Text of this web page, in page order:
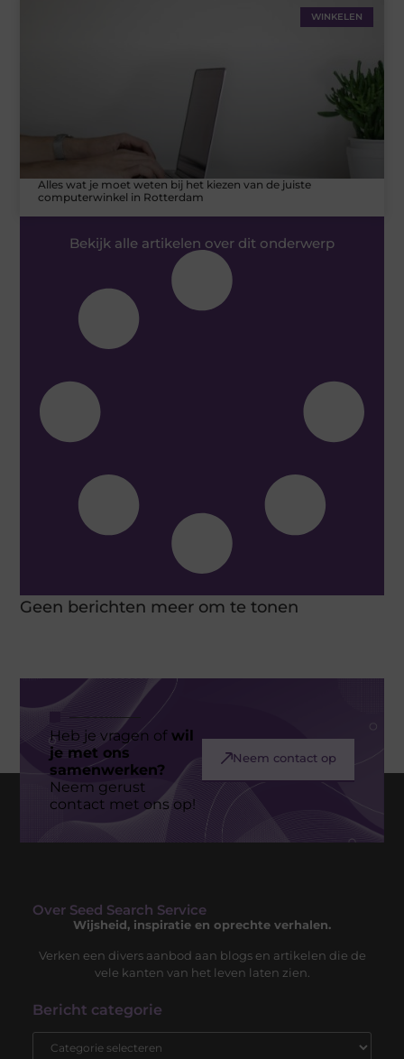
WINKELEN
Alles wat je moet weten bij het kiezen van de juiste
computerwinkel in Rotterdam
Bekijk alle artikelen over dit onderwerp
Geen berichten meer om te tonen
Heb je vragen ofwil
je met ons
samenwerken?
Neem gerust
contact met ons op!
Neem contact op
Over Seed Search Service
Wijsheid, inspiratie en oprechte verhalen.
Verken een divers aanbod aan blogs en artikelen die de
vele kanten van het leven laten zien.
Bericht categorie